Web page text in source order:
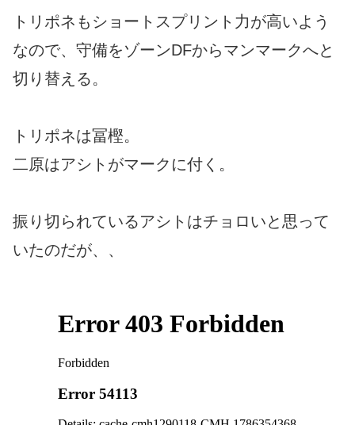
トリポネもショートスプリント力が高いよう
なので、守備をゾーンDFからマンマークへと
切り替える。
トリポネは冨樫。
二原はアシトがマークに付く。
振り切られているアシトはチョロいと思って
いたのだが、、